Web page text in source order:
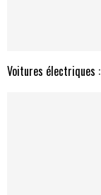
Voitures électriques